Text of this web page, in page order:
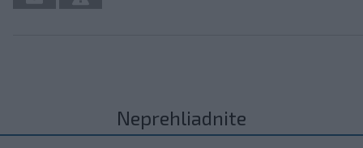
Neprehliadnite